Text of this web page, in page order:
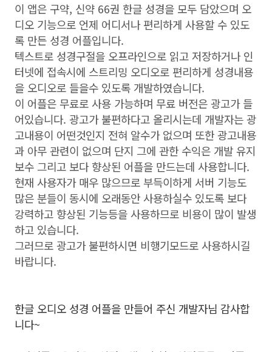
이 앱은 구약, 신약 66권 한글 성경을 모두 담았으며 오
디오 기능으로 언제 어디서나 편리하게 사용할 수 있도
록 만든 성경 어플입니다.
텍스트로 성경구절을 오프라인으로 읽고 저장하거나 인
터넷에 접속시에 스트리밍 오디오로 편리하게 성경내용
을 오디오로 들을수 있도록 개발하였습니다.
이 어플은 무료로 사용 가능하며 무료 버전은 광고가 들
어있습니다. 광고가 불편하다고 올리시는데 개발자는 광
고내용이 어떤것인지 전혀 알수가 없으며 또한 광고내용
과 아무 관련이 없으며 단지 그에 관한 수익은 개발 유지
보수 그리고 보다 향상된 어플을 만드는데 사용합니다.
현재 사용자가 매우 많으므로 부득이하게 서버 기능도
많은 분들이 동시에 오래동안 사용하실수 있도록 보다
강력하고 향상된 기능등을 사용하므로 비용이 많이 발생
하고 있습니다.
그러므로 광고가 불편하시면 비행기모드로 사용하시길
바랍니다.
한글 오디오 성경 어플을 만들어 주신 개발자님 감사합
니다~